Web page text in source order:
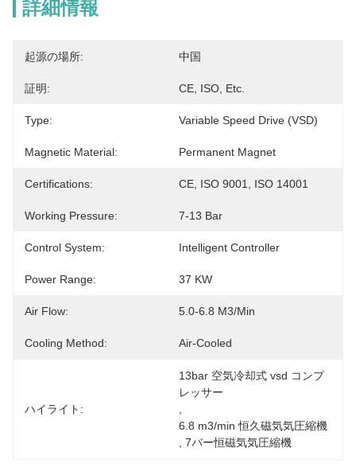
詳細情報
起源の場所: 中国
証明: CE, ISO, Etc.
Type: Variable Speed Drive (VSD)
Magnetic Material: Permanent Magnet
Certifications: CE, ISO 9001, ISO 14001
Working Pressure: 7-13 Bar
Control System: Intelligent Controller
Power Range: 37 KW
Air Flow: 5.0-6.8 M3/min
Cooling Method: Air-Cooled
ハイライト:
13bar 空気冷却式 vsd コンプ
レッサー
6.8 m3/min 恒久磁気気圧縮機
7バー恒磁気気圧縮機